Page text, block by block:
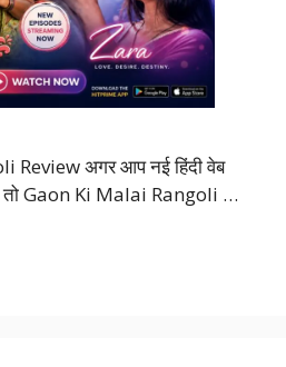
अगर आप नई हिंदी वेब
तो Gaon Ki Malai Rangoli …